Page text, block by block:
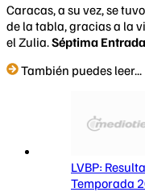
Caracas, a su vez, se
de la tabla, gracias a la
el Zulia.Séptima Entrada
También puedes leer...
LVBP:
Temporada